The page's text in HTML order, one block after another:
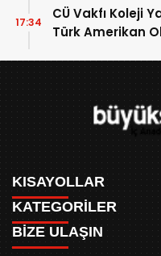
CÜ Vakfı Koleji
Türk Amerikan
17:34
KISAYOLLAR
ANASAYFA
AKSU CANLI
KATEGORİLER
WHATSAPP
BİZE ULAŞIN